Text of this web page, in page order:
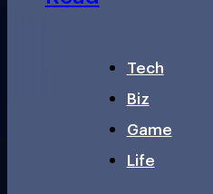
Tech
Biz
Game
Life